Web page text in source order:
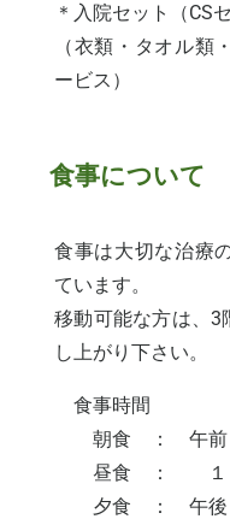
＊入院セット（CS
（衣類・タオル類
ービス）
食事について
食事は大切な治療
ています。
移動可能な方は、3
し上がり下さい。
食事時間
朝食 ： 午前
昼食 ： １２
夕食 ： 午後